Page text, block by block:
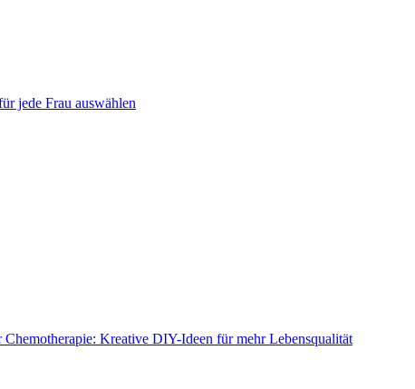
jede Frau auswählen
Kreative DIY-Ideen für mehr Lebensqualität